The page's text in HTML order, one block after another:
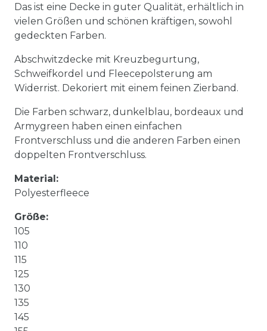
Das ist eine Decke in guter Qualität, erhältlich in
vielen Größen und schönen kräftigen, sowohl
gedeckten Farben.
Abschwitzdecke mit Kreuzbegurtung,
Schweifkordel und Fleecepolsterung am
Widerrist. Dekoriert mit einem feinen Zierband.
Die Farben schwarz, dunkelblau, bordeaux und
Armygreen haben einen einfachen
Frontverschluss und die anderen Farben einen
doppelten Frontverschluss.
Material:
Polyesterfleece
Größe:
105
110
115
125
130
135
145